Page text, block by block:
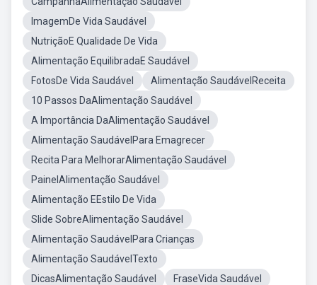
ImagemDe Vida Saudável
NutriçãoE Qualidade De Vida
Alimentação EquilibradaE Saudável
FotosDe Vida Saudável
Alimentação SaudávelReceita
10 Passos DaAlimentação Saudável
A Importância DaAlimentação Saudável
Alimentação SaudávelPara Emagrecer
Recita Para MelhorarAlimentação Saudável
PainelAlimentação Saudável
Alimentação EEstilo De Vida
Slide SobreAlimentação Saudável
Alimentação SaudávelPara Crianças
Alimentação SaudávelTexto
DicasAlimentação Saudável
FraseVida Saudável